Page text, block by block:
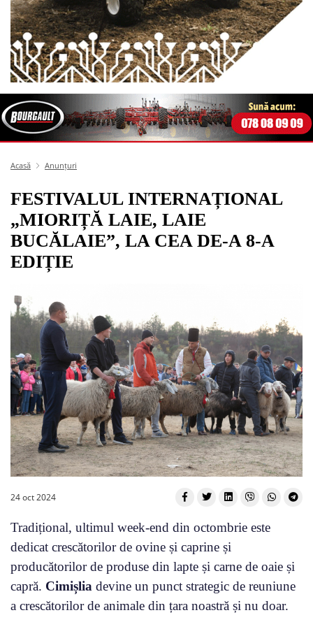
Acasă Anunțuri
FESTIVALUL INTERNAȚIONAL
„MIORIȚĂ LAIE, LAIE
BUCĂLAIE”, LA CEA DE-A 8-A
EDIȚIE
24 oct 2024
Tradițional, ultimul week-end din octombrie este
dedicat crescătorilor de ovine și caprine și
producătorilor de produse din lapte și carne de oaie și
capră. Cimișlia devine un punct strategic de reuniune
a crescătorilor de animale din țara noastră și nu doar.